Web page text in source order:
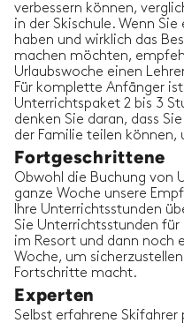
Kevin M.
24/01/2024-
Pascal war ein
erstes Mal beim
jeder Stunde, die ich
geduldig und gab mir
Er wirft dir ni ...read
Kevin M.
Stunden mit
Pascal J.
verbessern können,
in der Skischule. Wenn
haben und wirklich das
machen möchten,
Urlaubswoche einen
Für komplette Anfänger
Unterrichtspaket 2 bis 3
denken Sie daran, dass
der Familie teilen können,
Fortgeschrittene
Obwohl die Buchung von
ganze Woche unsere
Ihre Unterrichtsstunden
Sie Unterrichtsstunden für
im Resort und dann noch
Woche, um
Fortschritte macht.
Experten
Selbst erfahrene